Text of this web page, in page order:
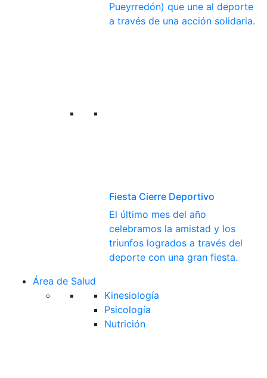
Pueyrredón) que une al deporte
a través de una acción solidaria.
Fiesta Cierre Deportivo
El último mes del año
celebramos la amistad y los
triunfos logrados a través del
deporte con una gran fiesta.
Área de Salud
Kinesiología
Psicología
Nutrición